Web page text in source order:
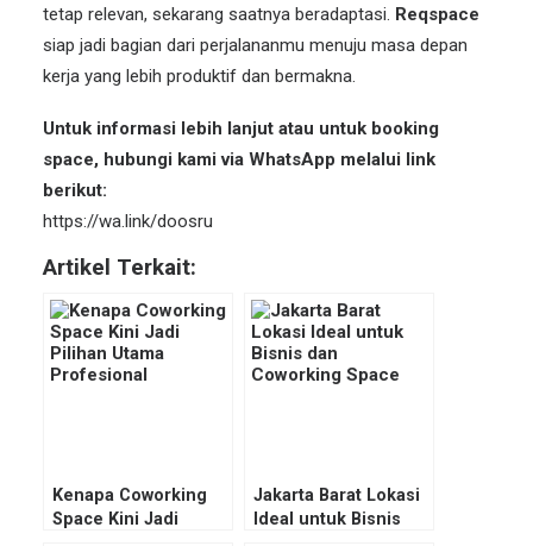
tetap relevan, sekarang saatnya beradaptasi. Reqspace
siap jadi bagian dari perjalananmu menuju masa depan
kerja yang lebih produktif dan bermakna.
Untuk informasi lebih lanjut atau untuk booking
space, hubungi kami via WhatsApp melalui link
berikut:
https://wa.link/doosru
Artikel Terkait:
Kenapa Coworking
Space Kini Jadi
Jakarta Barat Lokasi
Ideal untuk Bisnis